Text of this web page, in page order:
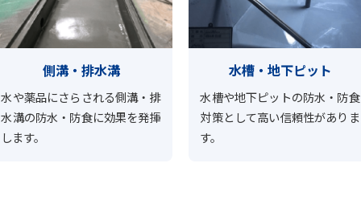
側溝・排水溝
水や薬品にさらされる側溝・排
水溝の防水・防食に効果を発揮
します。
水槽・地下ピット
水槽や地下ピットの防水・防食
対策として高い信頼性がありま
す。